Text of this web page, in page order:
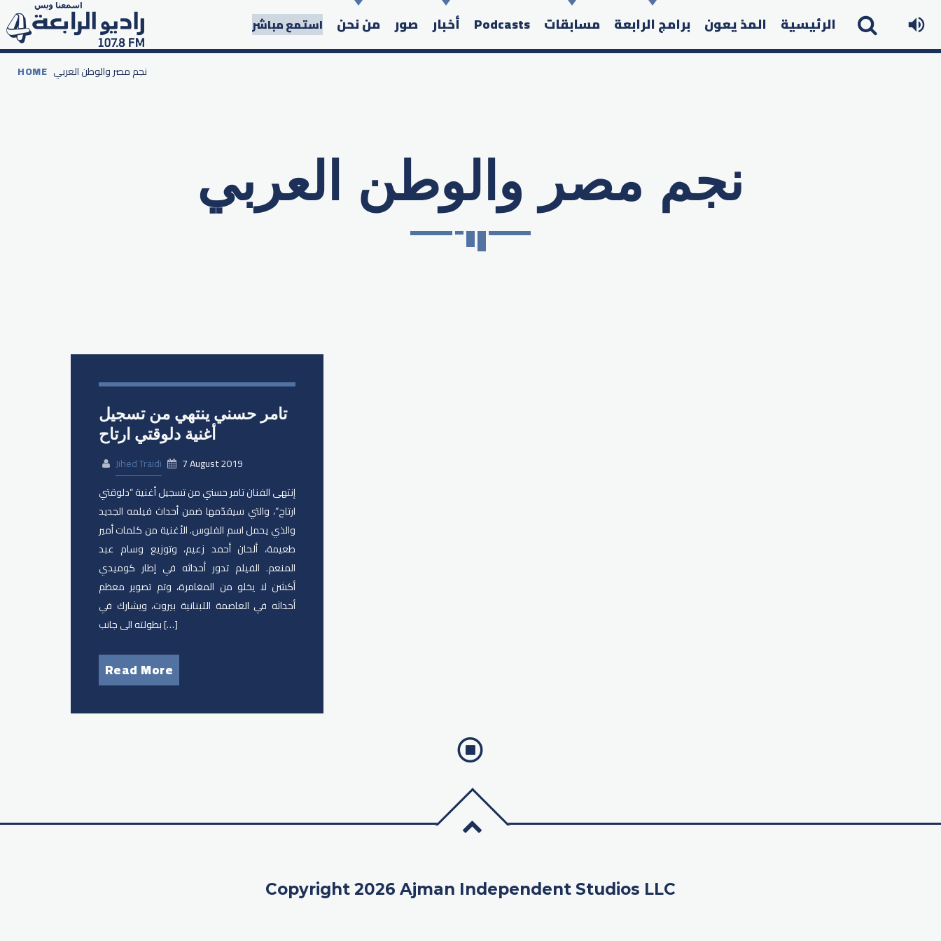
الرئيسية المذ يعون برامج الرابعة مسابقات Podcasts أخبار صور من نحن استمع مباشر
Search in the website:
HOME نجم مصر والوطن العربي
نجم مصر والوطن العربي
تامر حسني ينتهي من تسجيل
أغنية دلوقتي ارتاح
Jihed Traidi
7 August 2019
إنتهى الفنان ​تامر حسني​ من تسجيل أغنية “دلوقتي
ارتاح”، والتي سيقدّمها ضمن أحداث فيلمه الجديد
والذي يحمل اسم ​الفلوس. الأغنية من كلمات أمير
طعيمة، ألحان أحمد زعيم، وتوزيع وسام عبد
المنعم. الفيلم تدور أحداثه في إطار كوميدي
أكشن لا يخلو من المغامرة، وتم تصوير معظم
أحداثه في العاصمة اللبنانية بيروت، ويشارك في
بطولته الى جانب […]
Read More
Copyright 2026 Ajman Independent Studios LLC